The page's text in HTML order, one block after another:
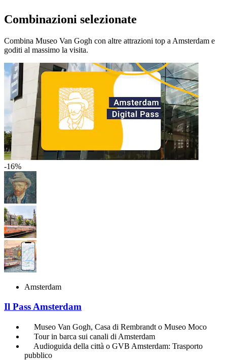
Combinazioni selezionate
Combina Museo Van Gogh con altre attrazioni top a Amsterdam e
goditi al massimo la visita.
-16%
Amsterdam
Il Pass Amsterdam
Museo Van Gogh, Casa di Rembrandt o Museo Moco
Tour in barca sui canali di Amsterdam
Audioguida della città o GVB Amsterdam: Trasporto
pubblico